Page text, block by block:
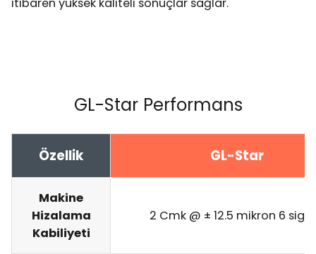
GL-Star Performans
Özellik GL-Star
Makine
Hizalama
Kabiliyeti
2 Cmk @ ± 12.5 mikron 6